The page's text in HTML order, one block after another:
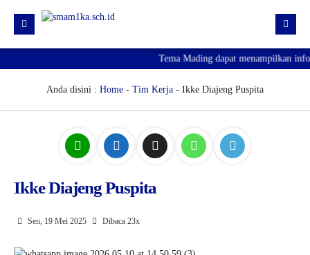
PROFIL
KURIKULUM
KESISWAAN
PJJ
PENGUMUMAN KELULUSAN
Tema Mading dapat menampilkan
Anda disini : Home - Tim Kerja - Ikke Diajeng Puspita
Ikke Diajeng Puspita
Sen, 19 Mei 2025 Dibaca 23x